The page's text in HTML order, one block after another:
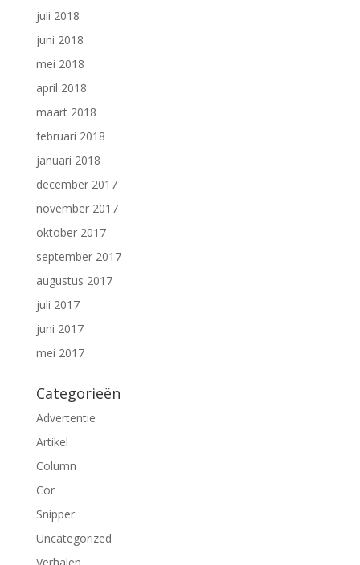
juli 2018
juni 2018
mei 2018
april 2018
maart 2018
februari 2018
januari 2018
december 2017
november 2017
oktober 2017
september 2017
augustus 2017
juli 2017
juni 2017
mei 2017
Categorieën
Advertentie
Artikel
Column
Cor
Snipper
Uncategorized